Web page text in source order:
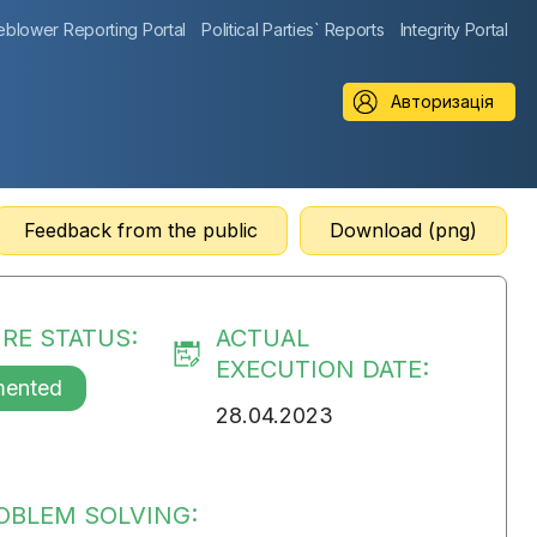
Reporting Portal Political Parties` Reports Integrity Portal
Авторизація
Feedback from the public Download (png)
STATUS:
ACTUAL
EXECUTION DATE:
28.04.2023
SOLVING: